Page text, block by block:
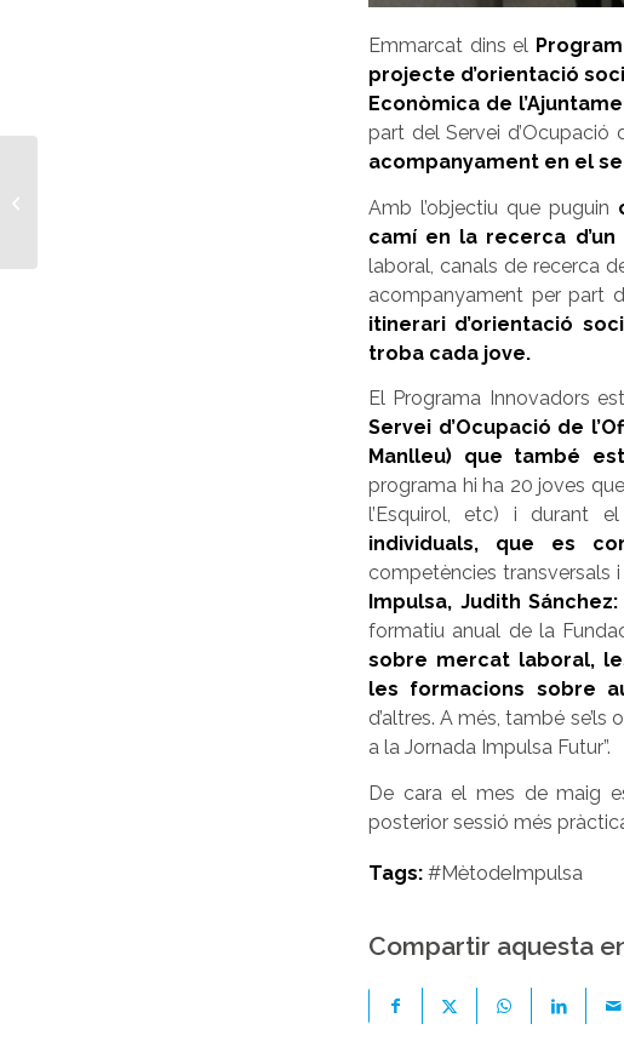
Emmarcat dins el
projecte d’orientació
Econòmica de
part del Servei d’Ocupació
acompanyament en el
Amb l’objectiu que puguin
camí en la recerca
laboral, canals de recerca
acompanyament per part
itinerari d’orientació
troba cada jove.
El Programa Innovadors
Servei d’Ocupació de
Manlleu) que també
programa hi ha 20 joves
l’Esquirol, etc) i durant
individuals, que es
competències transversals
Impulsa, Judith Sánchez:
formatiu anual de la
sobre mercat laboral,
les formacions sobre
d’altres. A més, també
a la Jornada Impulsa Futur”.
De cara el mes de maig
posterior sessió més
Tags: #MètodeImpulsa
Compartir aquesta